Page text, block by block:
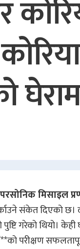
मिसाइल
संकेत दिएको छ।
गरेको थियो। केही
परीक्षण